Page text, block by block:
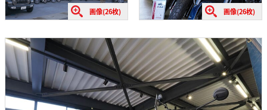
画像(26枚) 画像(26枚)